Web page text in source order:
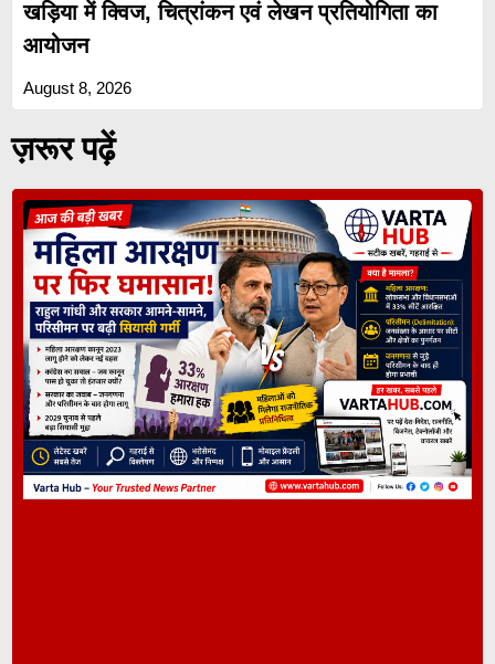
खड़िया में क्विज, चित्रांकन एवं लेखन प्रतियोगिता का
आयोजन
August 8, 2026
ज़रूर पढ़ें